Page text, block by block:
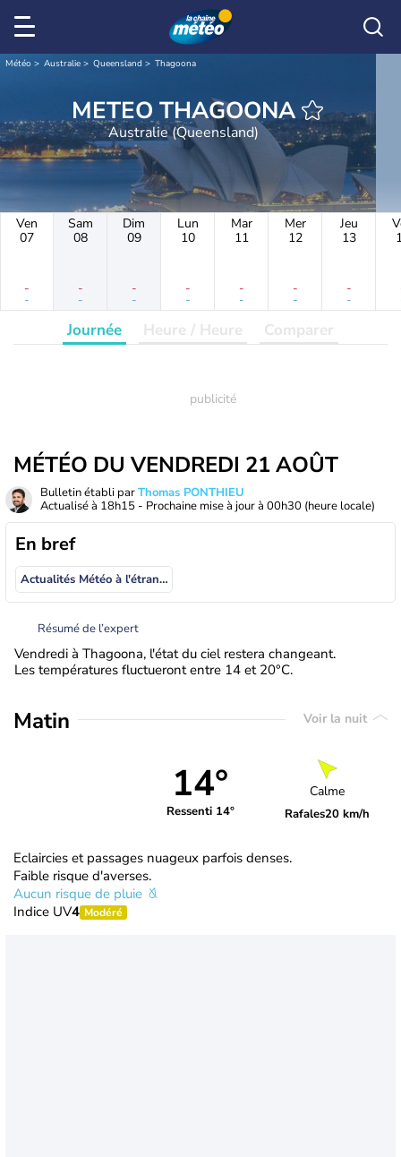
Météo Australie Queensland Thagoona
METEO THAGOONA
Australie (Queensland)
Ven
07
-
-
Sam
08
-
-
Dim
09
-
-
Lun
10
-
-
Mar
11
-
-
Mer
12
-
-
Jeu
13
-
-
Journée Heure / Heure Comparer
MÉTÉO DU VENDREDI 21 AOÛT
Bulletin établi parThomas PONTHIEU
Actualisé à 18h15 - Prochaine mise à jour à 00h30 (heure locale)
En bref
Actualités Météo à l'étranger
Résumé de l’expert
Vendredi à Thagoona, l'état du ciel restera changeant.
Les températures fluctueront entre 14 et 20°C.
Matin Voir la nuit
14°
Ressenti 14°
Calme
Rafales20 km/h
Eclaircies et passages nuageux parfois denses.
Faible risque d'averses.
Aucun risque de pluie
Indice UV4 Modéré